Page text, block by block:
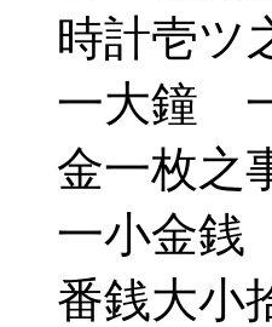
時計壱ツ
一大鐘
金一枚之
一小金銭
番銭大小